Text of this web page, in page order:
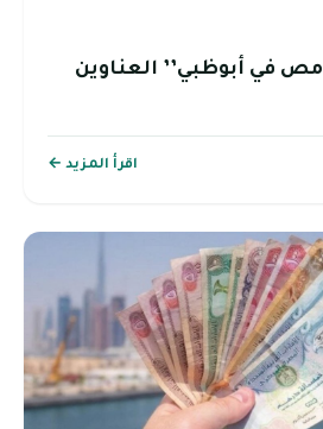
في أبوظبي’’ العناوين
اقرأ المزيد ←